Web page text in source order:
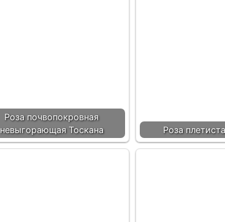
Роза почвопокровная
невыгорающая Тоскана
Роза